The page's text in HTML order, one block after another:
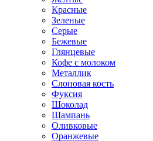
Красные
Зеленые
Серые
Бежевые
Глянцевые
Кофе с молоком
Металлик
Слоновая кость
Фуксия
Шоколад
Шампань
Оливковые
Оранжевые